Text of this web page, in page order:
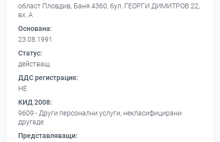
област Пловдив, Баня 4360, бул. ГЕОРГИ ДИМИТРОВ 22,
вх. А
Основана:
23.08.1991
Статус:
действащ
ДДС регистрация:
НЕ
КИД 2008:
9609 - Други персонални услуги, некласифицирани
другаде
Представляващи: